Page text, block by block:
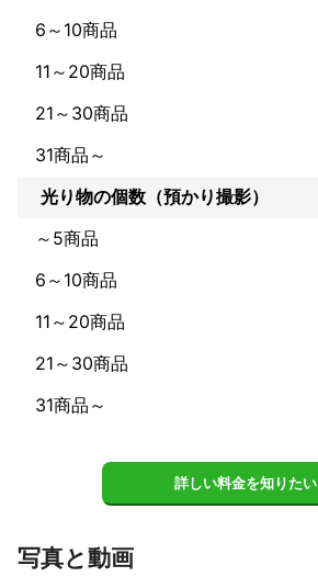
6～10商品
11～20商品
21～30商品
31商品～
光り物の個数（預かり撮影）
～5商品
6～10商品
11～20商品
21～30商品
31商品～
詳しい料金を知りたい
写真と動画